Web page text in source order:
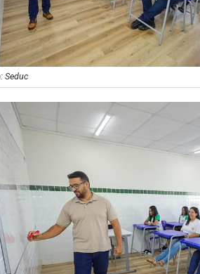
Seduc